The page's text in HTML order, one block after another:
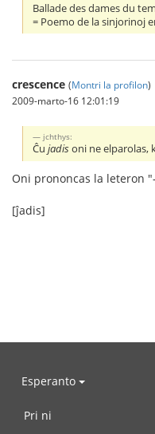
Ballade des dames du
= Poemo de la sinjorinoj
crescence (Montri la profilon)
2009-marto-16 12:01:19
jchthys:
Ĉujadisoni ne elparolas,
Oni prononcas la leteron
[ĵadis]
Esperanto
Pri ni